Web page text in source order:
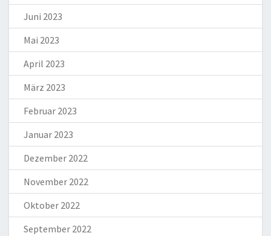
Juni 2023
Mai 2023
April 2023
März 2023
Februar 2023
Januar 2023
Dezember 2022
November 2022
Oktober 2022
September 2022